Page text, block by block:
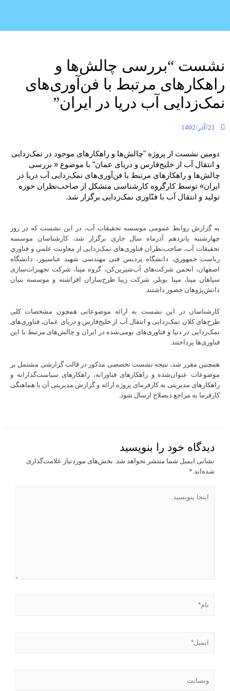
نشست “بررسی چالش‌ها و
راهکارهای مرتبط با فن‌آوری‌های
نمک‌زدایی آب دریا در ایران”
21/آذر/1402
دومین نشست از پروژه "چالش‌ها و راهکارهای موجود در نمک‌زدایی
و انتقال آب از خلیج‌فارس و دریای عمان" با موضوع « بررسی
چالش‌ها و راهکارهای مرتبط با فن‌آوری‌های نمک‌زدایی آب دریا در
ایران» توسط کارگروه‌ کارشناسی متشکل از صاحب‌نظران حوزه
تولید و انتقال آب با فنّاوری نمک‌زدایی برگزار شد.
به گزارش روابط عمومی موسسه تحقیقات آب، در این نشست که در روز
چهارشنبه پانزدهم آذرماه سال جاری برگزار شد، کارشناسان موسسه
تحقیقات آب، صاحب‌نظران فناوری‌های نمک‌زدایی از معاونت علمی و فناوري
ریاست جمهوري، دانشگاه پردیس فنی مهندسی شهید عباسپور، دانشگاه
اصفهان، انجمن شرکت‌های آب‌شیرین‌کن، گروه مپنا، شرکت تجهیزات‌سازی
سپاهان مپنا، مپنا بویلر، شرکت زیبا طرح‌سازان افراشته و موسسه بنیان
دانش‌پژوهان حضور داشتند.
کارشناسان در این نشست به ارائه موضوعاتی همچون مشخصات کلی
طرح‌های کلان نمک‌زدایی و انتقال آب از خلیج‌فارس و دریای عمان، فناوری‌های
نمک‌زدایی در دنیا و فناوری‌های بومی‌شده در ایران و چالش‌های مرتبط با این
فناوری‌ها پرداختند.
همچنین مقرر شد، نتیجه نشست تخصصی مذکور در قالب گزارشی مشتمل بر
موضوعات عنوان‌شده و راهکارهای فناورانه، راهکارهای سیاست‌گذارانه و
راهکارهای مدیریتی به کارفرمای پروژه ارائه و گزارش مدیریتی آن با هماهنگی
کارفرما به مراجع ذیصلاح ارسال شود.
دیدگاه‌ خود را بنویسید
نشانی ایمیل شما منتشر نخواهد شد. بخش‌های موردنیاز علامت‌گذاری
شده‌اند *